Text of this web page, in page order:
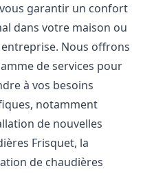
garantir un confort
dans votre maison ou
Nous offrons
de services pour
à vos besoins
notamment
de nouvelles
Frisquet, la
de chaudières